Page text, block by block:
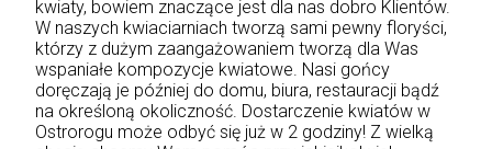
kwiaty, bowiem znaczące jest dla nas dobro Klientów.
W naszych kwiaciarniach tworzą sami pewny floryści,
którzy z dużym zaangażowaniem tworzą dla Was
wspaniałe kompozycje kwiatowe. Nasi gońcy
doręczają je później do domu, biura, restauracji bądź
na określoną okoliczność. Dostarczenie kwiatów w
Ostrorogu może odbyć się już w 2 godziny! Z wielką